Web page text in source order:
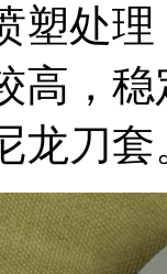
塑处
高，
龙刀